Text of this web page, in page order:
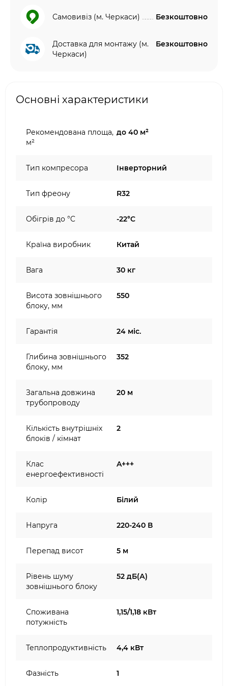
Самовивіз (м. Черкаси) Безкоштовно
Доставка для монтажу (м.
Черкаси)
Безкоштовно
Основні характеристики
Рекомендована площа,
м²
до 40 м²
Тип компресора Інверторний
Тип фреону R32
Обігрів до °C -22°C
Країна виробник Китай
Вага 30 кг
Висота зовнішнього
блоку, мм
550
Гарантія 24 міс.
Глибина зовнішнього
блоку, мм
352
Загальна довжина
трубопроводу
20 м
Кількість внутрішніх
блоків / кімнат
2
Клас
енергоефективності
A+++
Колір Білий
Напруга 220-240 В
Перепад висот 5 м
Рівень шуму
зовнішнього блоку
52 дБ(А)
Споживана
потужність
1,15/1,18 кВт
Теплопродуктивність 4,4 кВт
Фазність 1